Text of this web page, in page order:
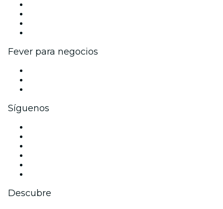
Fever para negocios
Síguenos
Descubre